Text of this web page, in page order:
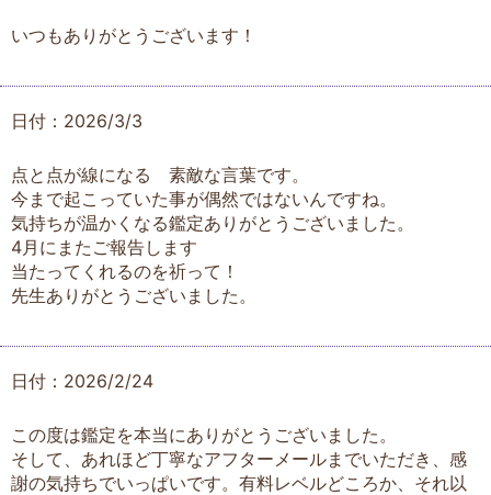
いつもありがとうございます！
日付：2026/3/3
点と点が線になる 素敵な言葉です。
今まで起こっていた事が偶然ではないんですね。
気持ちが温かくなる鑑定ありがとうございました。
4月にまたご報告します
当たってくれるのを祈って！
先生ありがとうございました。
日付：2026/2/24
この度は鑑定を本当にありがとうございました。
そして、あれほど丁寧なアフターメールまでいただき、感
謝の気持ちでいっぱいです。有料レベルどころか、それ以